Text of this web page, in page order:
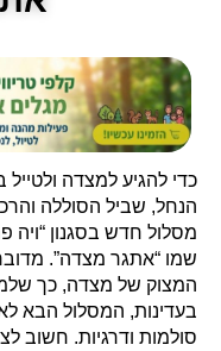
כדי להגיע למצדה
הנחל, שביל הסוללה
מסלול חדש בסגנון
שמו “אתגר מצדה”.
המצוק של מצדה, כך
בעדינות, המסלול הבא
סולמות ודרגיות. חשוב